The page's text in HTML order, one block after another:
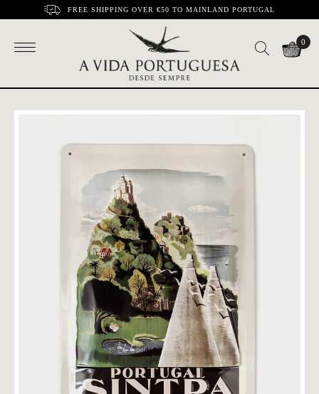
FREE SHIPPING OVER €50 TO MAINLAND PORTUGAL
0